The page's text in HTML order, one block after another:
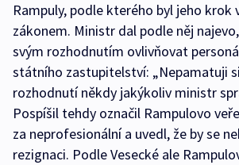
Rampuly, podle kterého byl jeho krok
zákonem. Ministr dal podle něj
svým rozhodnutím ovlivňovat
státního zastupitelství: „Nepamatuji
rozhodnutí někdy jakýkoliv ministr
Pospíšil tehdy označil Rampulovo
za neprofesionální a uvedl, že by se
rezignaci. Podle Vesecké ale